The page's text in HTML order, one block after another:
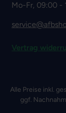
Mo-Fr, 09:00 -
Vertrag
Alle Preise inkl.
ggf.